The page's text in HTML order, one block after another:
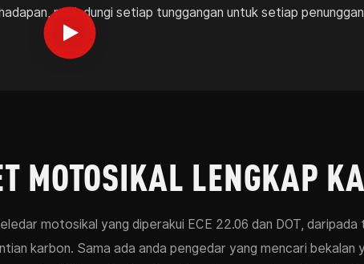
melindungi setiap tunggangan untuk setiap
MOTOSIKAL LENGKAP
motosikal yang diperakui ECE 22.06 dan DOT,
karbon. Sama ada anda pengedar yang mencari bekalan